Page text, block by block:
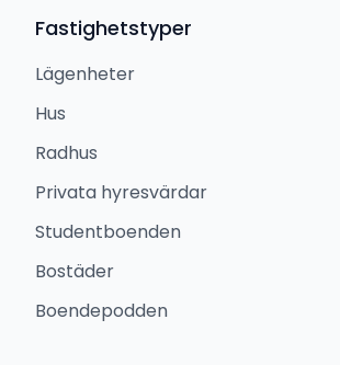
Fastighetstyper
Lägenheter
Hus
Radhus
Privata hyresvärdar
Studentboenden
Bostäder
Boendepodden